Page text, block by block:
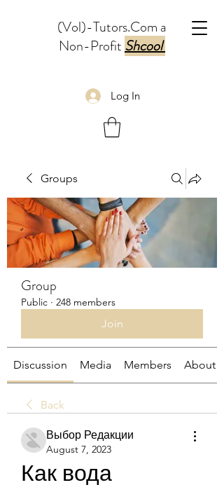
(Vol)-Tutors.Com a
Non-ProfitShcool
Log In
Groups
Group
Public · 248 members
Join
Discussion Media Members About
Back
Выбор Редакции
August 7, 2023
Как вода